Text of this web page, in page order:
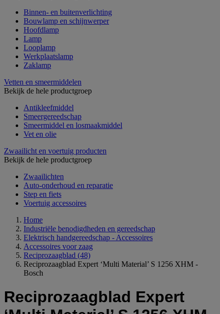
Binnen- en buitenverlichting
Bouwlamp en schijnwerper
Hoofdlamp
Lamp
Looplamp
Werkplaatslamp
Zaklamp
Vetten en smeermiddelen
Bekijk de hele productgroep
Antikleefmiddel
Smeergereedschap
Smeermiddel en losmaakmiddel
Vet en olie
Zwaailicht en voertuig producten
Bekijk de hele productgroep
Zwaailichten
Auto-onderhoud en reparatie
Step en fiets
Voertuig accessoires
Home
Industriële benodigdheden en gereedschap
Elektrisch handgereedschap - Accessoires
Accessoires voor zaag
Reciprozaagblad (48)
Reciprozaagblad Expert ‘Multi Material’ S 1256 XHM -
Bosch
Reciprozaagblad Expert